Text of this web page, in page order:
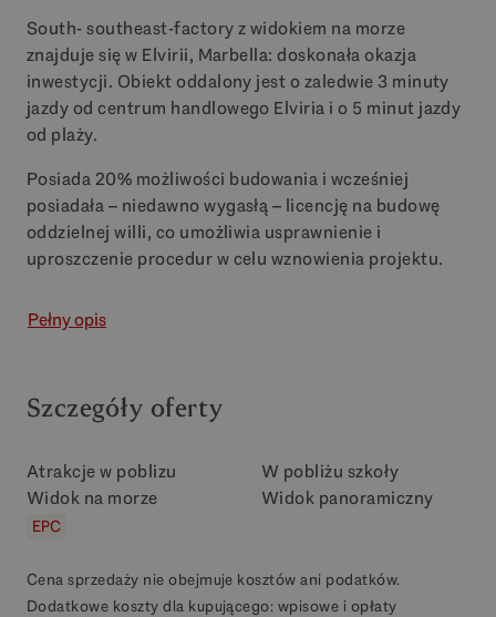
South- southeast-factory z widokiem na morze
znajduje się w Elvirii, Marbella: doskonała okazja
inwestycji. Obiekt oddalony jest o zaledwie 3 minuty
jazdy od centrum handlowego Elviria i o 5 minut jazdy
od plaży.
Posiada 20% możliwości budowania i wcześniej
posiadała – niedawno wygasłą – licencję na budowę
oddzielnej willi, co umożliwia usprawnienie i
uproszczenie procedur w celu wznowienia projektu.
Pełny opis
Szczegóły oferty
Atrakcje w poblizu
W pobliżu szkoły
Widok na morze
Widok panoramiczny
EPC
Cena sprzedaży nie obejmuje kosztów ani podatków.
Dodatkowe koszty dla kupującego: wpisowe i opłaty